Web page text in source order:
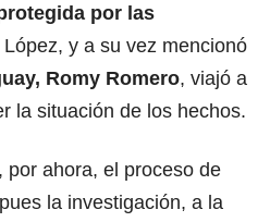
por las
López, y a su vez mencionó
Romy Romero, viajó a
la situación de los hechos.
ahora, el proceso de
la investigación, a la